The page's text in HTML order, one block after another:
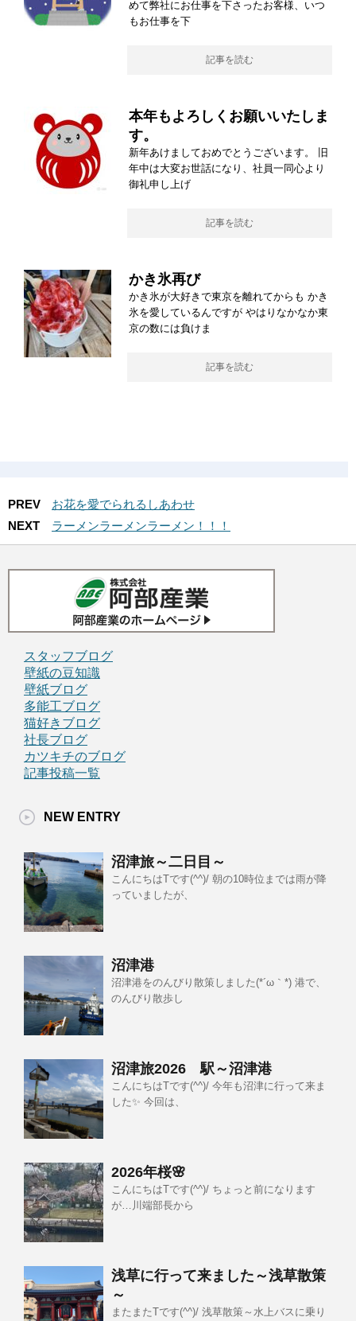
めて弊社にお仕事を下さったお客様、いつ
もお仕事を下
記事を読む
本年もよろしくお願いいたしま
す。
新年あけましておめでとうございます。 旧
年中は大変お世話になり、社員一同心より
御礼申し上げ
記事を読む
かき氷再び
かき氷が大好きで東京を離れてからも かき
氷を愛しているんですが やはりなかなか東
京の数には負けま
記事を読む
PREV
お花を愛でられるしあわせ
NEXT
ラーメンラーメンラーメン！！！
スタッフブログ
壁紙の豆知識
壁紙ブログ
多能工ブログ
猫好きブログ
社長ブログ
カツキチのブログ
記事投稿一覧
NEW ENTRY
沼津旅～二日目～
こんにちはTです(^^)/ 朝の10時位までは雨が降
っていましたが、
沼津港
沼津港をのんびり散策しました(*´ω｀*) 港で、
のんびり散歩し
沼津旅2026 駅～沼津港
こんにちはTです(^^)/ 今年も沼津に行って来ま
した✨ 今回は、
2026年桜🌸
こんにちはTです(^^)/ ちょっと前になります
が…川端部長から
浅草に行って来ました～浅草散策
～
またまたTです(^^)/ 浅草散策～水上バスに乗り